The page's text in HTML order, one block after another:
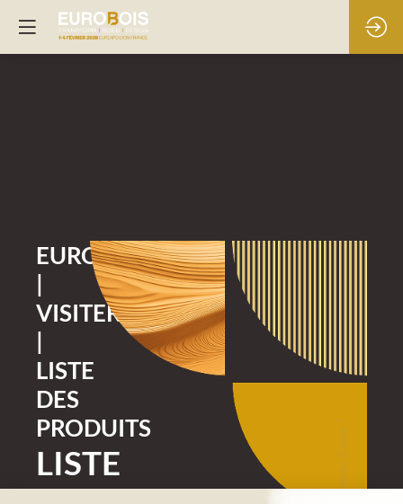
EUROBOIS
|
VISITER
|
LISTE
DES
PRODUITS
LISTE